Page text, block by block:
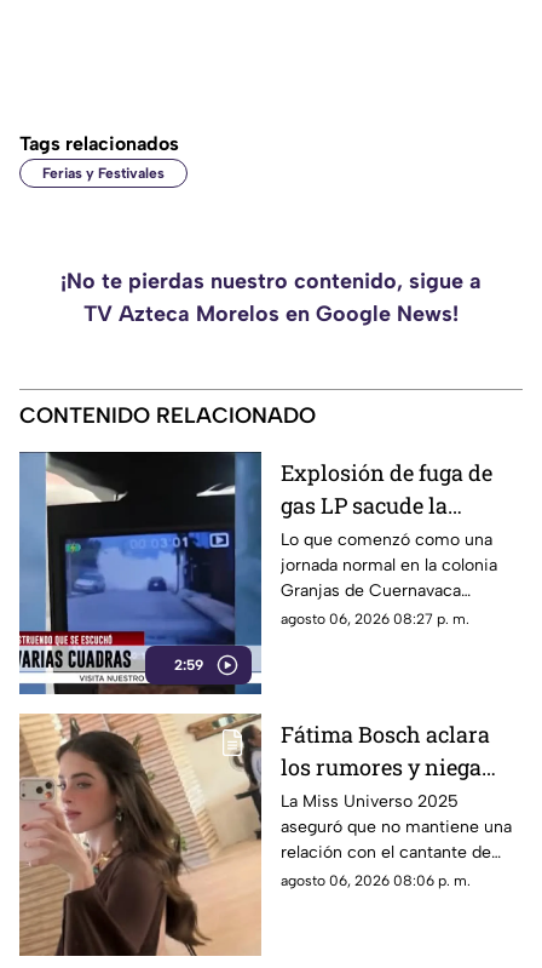
Tags relacionados
Ferias y Festivales
¡No te pierdas nuestro contenido, sigue a
TV Azteca Morelos en Google News!
CONTENIDO RELACIONADO
2:59
Explosión de fuga de
gas LP sacude la
colonia Las Granjas
Lo que comenzó como una
jornada normal en la colonia
Granjas de Cuernavaca
terminó en una movilización
agosto 06, 2026 08:27 p. m.
Fátima Bosch aclara
los rumores y niega
tener un romance con
Natanael Cano
La Miss Universo 2025
aseguró que no mantiene una
relación con el cantante de
corridos tumbados.
agosto 06, 2026 08:06 p. m.